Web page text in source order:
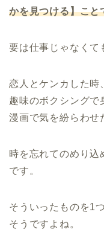
かを見つける】こと
要は仕事じゃなくて
恋人とケンカした時
趣味のボクシングで
漫画で気を紛らわせ
時を忘れてのめり込
です。
そういったものを1
そうですよね。